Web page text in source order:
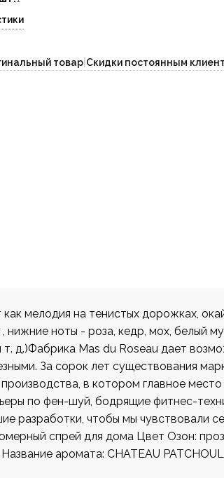
товар Скидки постоянным
мелодия на тенистых дорожках,
нижние ноты - роза, кедр, мох, белый
д.)Фабрика Mas du Roseau дает
За сорок лет существования
в котором главное
по фен-шуй, бодрящие фитнес-
разработки, чтобы мы чувствовали
спрей для дома Цвет Озон:
аромата: CHATEAU